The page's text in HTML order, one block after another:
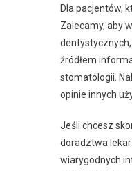
Dla pacjentów,
Zalecamy, aby
źródłem
stomatologii.
opinie innych
Jeśli chcesz
doradztwa
wiarygodnych